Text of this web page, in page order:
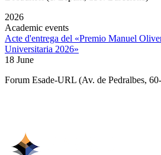
2026
Academic events
Acte d'entrega del «Premio Manuel
Universitaria 2026»
18 June
Forum Esade-URL (Av. de Pedralbes,